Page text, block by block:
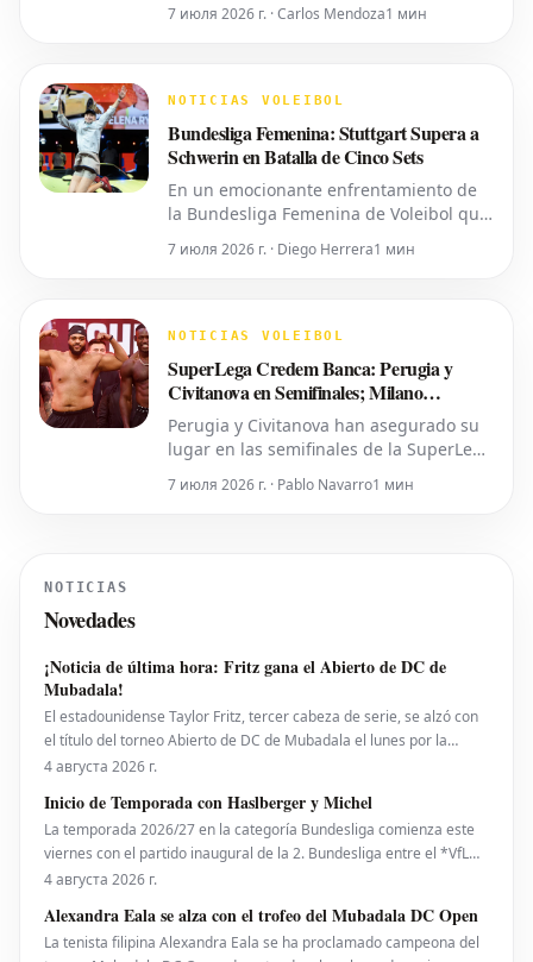
segundo partido de los cuartos de final
a 2-0 en la serie al mejor de cinco
7 июля 2026 г. · Carlos Mendoza1 мин
NOTICIAS VOLEIBOL
Bundesliga Femenina: Stuttgart Supera a
Schwerin en Batalla de Cinco Sets
En un emocionante enfrentamiento de
la Bundesliga Femenina de Voleibol que
Allianz MTV Stuttgart logró una victoria
adjudicándose el primer set 25-19
7 июля 2026 г. · Diego Herrera1 мин
NOTICIAS VOLEIBOL
SuperLega Credem Banca: Perugia y
Civitanova en Semifinales; Milano
Prolonga la Serie
Perugia y Civitanova han asegurado su
lugar en las semifinales de la SuperLega
contundentes en sus respectivos
7 июля 2026 г. · Pablo Navarro1 мин
NOTICIAS
Novedades
¡Noticia de última hora: Fritz gana el Abierto de DC de
Mubadala!
El estadounidense Taylor Fritz, tercer cabeza de serie, se alzó con
el título del torneo Abierto de DC de Mubadala el lunes por la
noche, tras derrotar al español Rafael Jodar por 7-6 (2), 6-4. Este es
10 del ranking mundial, habí
4 августа 2026 г.
Inicio de Temporada con Haslberger y Michel
La temporada 2026/27 en la categoría Bundesliga comienza este
viernes con el partido inaugural de la 2. Bundesliga entre el *VfL
Bochum* y el *Hertha BSC*. El encuentro será dirigido por
y **Martin Speckner**. **Tom Bauer** eje
4 августа 2026 г.
Alexandra Eala se alza con el trofeo del Mubadala DC Open
La tenista filipina Alexandra Eala se ha proclamado campeona del